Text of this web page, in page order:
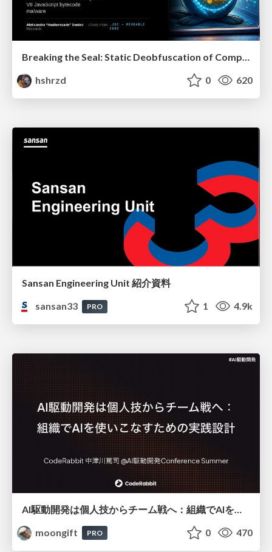
Breaking the Seal: Static Deobfuscation of Compiled V8 JavaScript Bytecode Malware
hshrzd
0 620
Sansan Engineering Unit 紹介資料
sansan33
PRO 1 4.9k
moongift
PRO 0 470